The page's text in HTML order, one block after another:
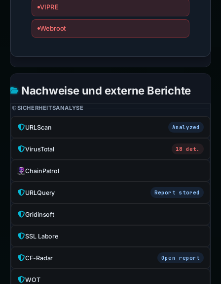
VIPRE
Webroot
Nachweise und externe Berichte
SICHERHEITSANALYSE
URLScan Analyzed
VirusTotal 18 det.
ChainPatrol
URLQuery Report stored
Gridinsoft
SSL Labore
CF-Radar Open report
WOT